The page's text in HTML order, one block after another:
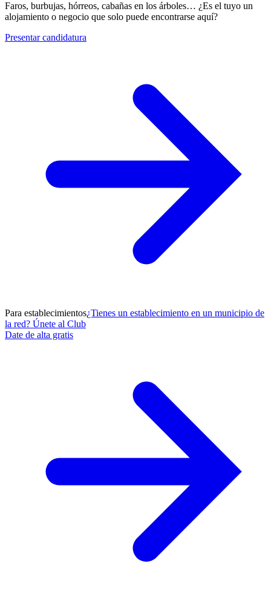
Faros, burbujas, hórreos, cabañas en los árboles… ¿Es el tuyo un
alojamiento o negocio que solo puede encontrarse aquí?
Presentar candidatura
Para establecimientos¿Tienes un establecimiento en un municipio de
la red? Únete al Club
Date de alta gratis